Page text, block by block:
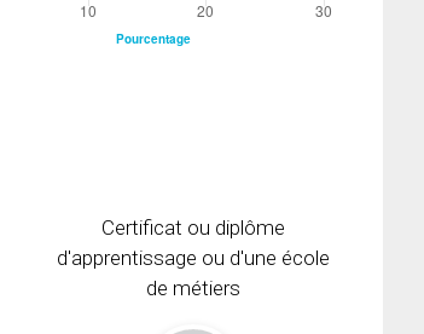
Certificat ou diplôme
d'apprentissage ou d'une école
de métiers